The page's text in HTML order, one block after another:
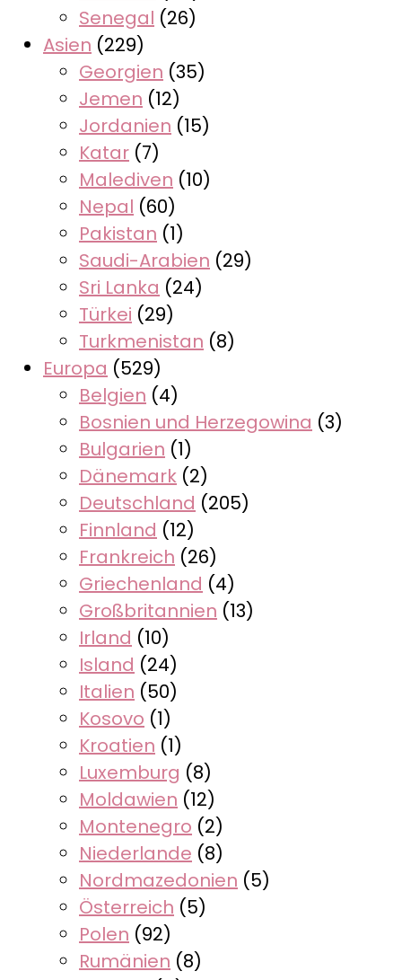
Senegal (26)
Asien (229)
Georgien (35)
Jemen (12)
Jordanien (15)
Katar (7)
Malediven (10)
Nepal (60)
Pakistan (1)
Saudi-Arabien (29)
Sri Lanka (24)
Türkei (29)
Turkmenistan (8)
Europa (529)
Belgien (4)
Bosnien und Herzegowina (3)
Bulgarien (1)
Dänemark (2)
Deutschland (205)
Finnland (12)
Frankreich (26)
Griechenland (4)
Großbritannien (13)
Irland (10)
Island (24)
Italien (50)
Kosovo (1)
Kroatien (1)
Luxemburg (8)
Moldawien (12)
Montenegro (2)
Niederlande (8)
Nordmazedonien (5)
Österreich (5)
Polen (92)
Rumänien (8)